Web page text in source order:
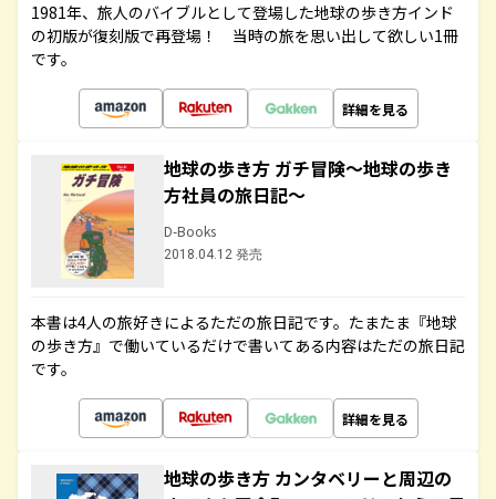
1981年、旅人のバイブルとして登場した地球の歩き方インド
の初版が復刻版で再登場！ 当時の旅を思い出して欲しい1冊
です。
詳細を見る
地球の歩き方 ガチ冒険～地球の歩き
方社員の旅日記～
D-Books
2018.04.12 発売
本書は4人の旅好きによるただの旅日記です。たまたま『地球
の歩き方』で働いているだけで書いてある内容はただの旅日記
です。
詳細を見る
地球の歩き方 カンタベリーと周辺の